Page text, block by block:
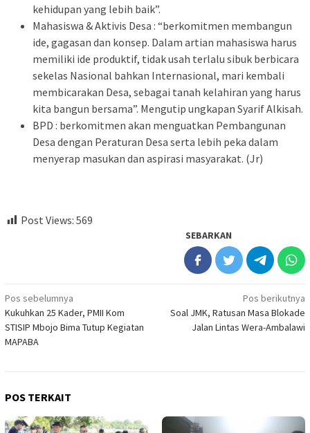
kehidupan yang lebih baik”.
Mahasiswa & Aktivis Desa : “berkomitmen membangun
ide, gagasan dan konsep. Dalam artian mahasiswa harus
memiliki ide produktif, tidak usah terlalu sibuk berbicara
sekelas Nasional bahkan Internasional, mari kembali
membicarakan Desa, sebagai tanah kelahiran yang harus
kita bangun bersama”. Mengutip ungkapan Syarif Alkisah.
BPD : berkomitmen akan menguatkan Pembangunan
Desa dengan Peraturan Desa serta lebih peka dalam
menyerap masukan dan aspirasi masyarakat. (Jr)
Post Views: 569
SEBARKAN
Navigasi
pos
Pos sebelumnya
Kukuhkan 25 Kader, PMII Kom
STISIP Mbojo Bima Tutup Kegiatan
MAPABA
Pos berikutnya
Soal JMK, Ratusan Masa Blokade
Jalan Lintas Wera-Ambalawi
POS TERKAIT